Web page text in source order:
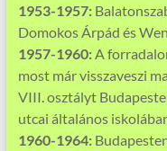
1953-1957:
Domokos Árpád és
1957-1960:A
most már visszaveszi
VIII. osztályt
utcai általános
1960-1964: